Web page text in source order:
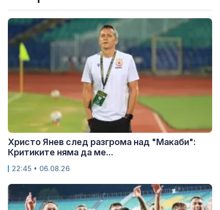
Христо Янев след разгрома над "Макаби":
Критиките няма да ме...
22:45 • 06.08.26